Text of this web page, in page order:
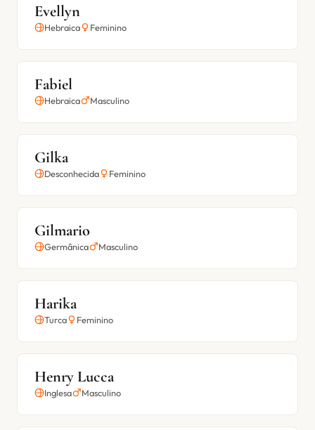
Evellyn
Hebraica Feminino
Fabiel
Hebraica Masculino
Gilka
Desconhecida Feminino
Gilmario
Germânica Masculino
Harika
Turca Feminino
Henry Lucca
Inglesa Masculino